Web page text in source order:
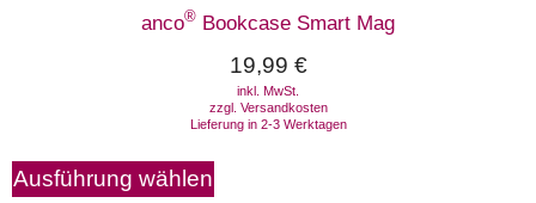
anco® Bookcase Smart Mag
19,99 €
inkl. MwSt.
zzgl. Versandkosten
Lieferung in 2-3 Werktagen
Ausführung wählen